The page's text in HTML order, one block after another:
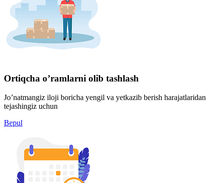
Ortiqcha o’ramlarni olib tashlash
Jo’natmangiz iloji boricha yengil va yetkazib berish harajatlaridan
tejashingiz uchun
Bepul